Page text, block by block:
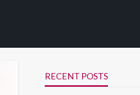
RECENT POSTS